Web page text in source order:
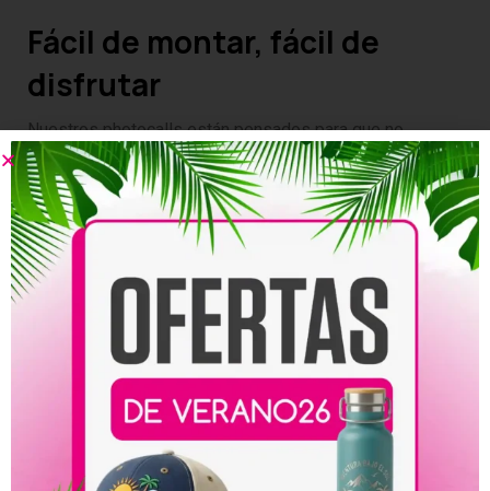
Fácil de montar, fácil de
disfrutar
Nuestros photocalls están pensados para que no
necesites conocimientos técnicos. La idea es que el
montaje sea sencillo, las estructuras estables y el
material preparado para usar.
En pocos minutos tienes listo el rincón más fotografiado
de la noche.
Un photocall que convierte
tu fiesta en evento
Normalmente, lo que pasa cuando colocas un photocall
bien diseñado es que la gente se acerca, se agrupa, se
hacen fotos y las suben a redes.